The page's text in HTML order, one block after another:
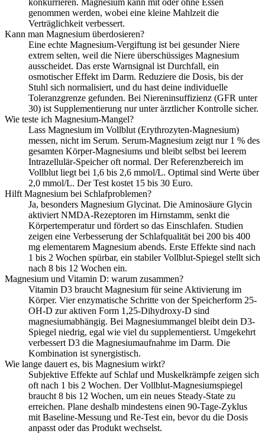
konkurrieren. Magnesium kann mit oder ohne Essen
genommen werden, wobei eine kleine Mahlzeit die
Verträglichkeit verbessert.
Kann man Magnesium überdosieren?
Eine echte Magnesium-Vergiftung ist bei gesunder Niere
extrem selten, weil die Niere überschüssiges Magnesium
ausscheidet. Das erste Warnsignal ist Durchfall, ein
osmotischer Effekt im Darm. Reduziere die Dosis, bis der
Stuhl sich normalisiert, und du hast deine individuelle
Toleranzgrenze gefunden. Bei Niereninsuffizienz (GFR unter
30) ist Supplementierung nur unter ärztlicher Kontrolle sicher.
Wie teste ich Magnesium-Mangel?
Lass Magnesium im Vollblut (Erythrozyten-Magnesium)
messen, nicht im Serum. Serum-Magnesium zeigt nur 1 % des
gesamten Körper-Magnesiums und bleibt selbst bei leerem
Intrazellulär-Speicher oft normal. Der Referenzbereich im
Vollblut liegt bei 1,6 bis 2,6 mmol/L. Optimal sind Werte über
2,0 mmol/L. Der Test kostet 15 bis 30 Euro.
Hilft Magnesium bei Schlafproblemen?
Ja, besonders Magnesium Glycinat. Die Aminosäure Glycin
aktiviert NMDA-Rezeptoren im Hirnstamm, senkt die
Körpertemperatur und fördert so das Einschlafen. Studien
zeigen eine Verbesserung der Schlafqualität bei 200 bis 400
mg elementarem Magnesium abends. Erste Effekte sind nach
1 bis 2 Wochen spürbar, ein stabiler Vollblut-Spiegel stellt sich
nach 8 bis 12 Wochen ein.
Magnesium und Vitamin D: warum zusammen?
Vitamin D3 braucht Magnesium für seine Aktivierung im
Körper. Vier enzymatische Schritte von der Speicherform 25-
OH-D zur aktiven Form 1,25-Dihydroxy-D sind
magnesiumabhängig. Bei Magnesiummangel bleibt dein D3-
Spiegel niedrig, egal wie viel du supplementierst. Umgekehrt
verbessert D3 die Magnesiumaufnahme im Darm. Die
Kombination ist synergistisch.
Wie lange dauert es, bis Magnesium wirkt?
Subjektive Effekte auf Schlaf und Muskelkrämpfe zeigen sich
oft nach 1 bis 2 Wochen. Der Vollblut-Magnesiumspiegel
braucht 8 bis 12 Wochen, um ein neues Steady-State zu
erreichen. Plane deshalb mindestens einen 90-Tage-Zyklus
mit Baseline-Messung und Re-Test ein, bevor du die Dosis
anpasst oder das Produkt wechselst.